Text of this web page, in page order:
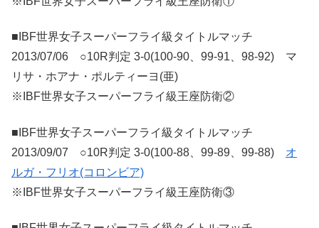
■IBF世界女子スーパーフライ級タイトルマッチ
2013/07/06 ○10R判定 3-0(100-90、99-91、98-92) マ
リサ・ホアナ・ポルティーヨ(亜)
※IBF世界女子スーパーフライ級王座防衛②
■IBF世界女子スーパーフライ級タイトルマッチ
2013/09/07 ○10R判定 3-0(100-88、99-89、99-88) オ
ルガ・フリオ(コロンビア)
※IBF世界女子スーパーフライ級王座防衛③